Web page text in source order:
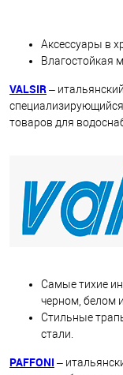
Аксессуары в
Влагостойкая
VALSIR–
товаров для
Самые тихие
черном, белом
Стильные
стали.
PAFFONI –